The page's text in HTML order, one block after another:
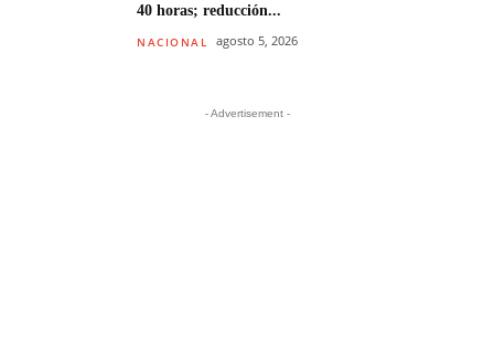
40 horas; reducción...
NACIONAL agosto 5, 2026
- Advertisement -